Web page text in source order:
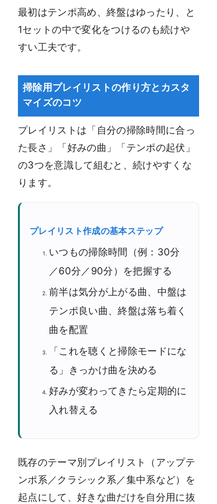
最初はテンポ高め、終盤はゆったり、と
1セットの中で変化をつけるのも続けや
すい工夫です。
掃除用プレイリストの作り方とカスタ
マイズのコツ
プレイリストは「自分の掃除時間に合っ
た長さ」「好みの曲」「テンポの起伏」
の3つを意識して組むと、続けやすくな
ります。
プレイリスト作成の基本ステップ
いつもの掃除時間（例：30分
／60分／90分）を把握する
前半は気分が上がる曲、中盤は
テンポ良い曲、終盤は落ち着く
曲を配置
「これを聴くと掃除モードにな
る」きっかけ曲を決める
好みが変わってきたら定期的に
入れ替える
既存のテーマ別プレイリスト（アップテ
ンポ系／クラシック系／集中系など）を
起点にして、好きな曲だけを自分用に抜